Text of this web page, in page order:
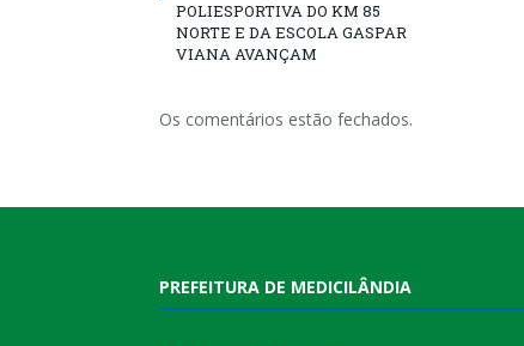
POLIESPORTIVA DO KM 85
NORTE E DA ESCOLA GASPAR
VIANA AVANÇAM
Os comentários estão fechados.
PREFEITURA DE MEDICILÂNDIA